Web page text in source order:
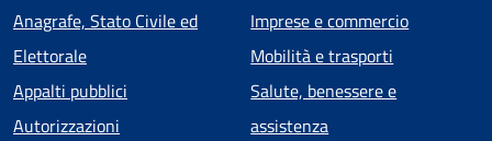
Anagrafe, Stato Civile ed
Elettorale
Appalti pubblici
Autorizzazioni
Imprese e commercio
Mobilità e trasporti
Salute, benessere e
assistenza